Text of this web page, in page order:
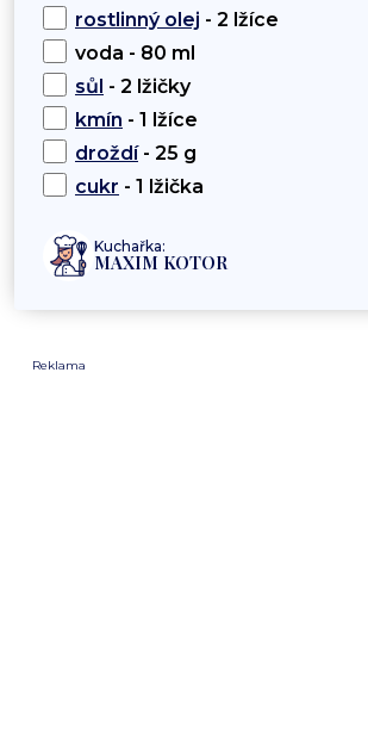
rostlinný olej - 2 lžíce
voda - 80 ml
sůl - 2 lžičky
kmín - 1 lžíce
droždí- 25 g
cukr - 1 lžička
Kuchařka:
MAXIM KOTOR
Reklama